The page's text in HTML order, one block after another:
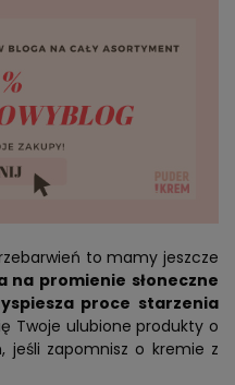
to mamy jeszcze
na promienie słoneczne
proce starzenia
Twoje ulubione produkty o
jeśli zapomnisz o kremie z